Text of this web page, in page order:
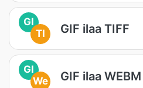
GI
TI
GIF ilaa TIFF
GI
We
GIF ilaa WEBM